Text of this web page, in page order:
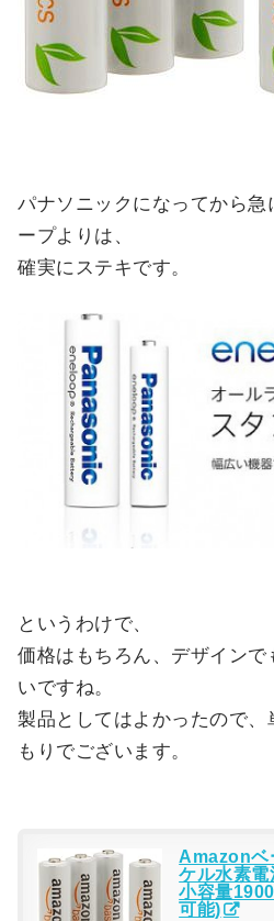
パナソニックになってから
ープよりは、
確実にステキです。
というわけで、
価格はもちろん、デザインで
いですね。
製品としてはよかったので
もりでございます。
Amazonベ
ケル水素
小容量
可能)